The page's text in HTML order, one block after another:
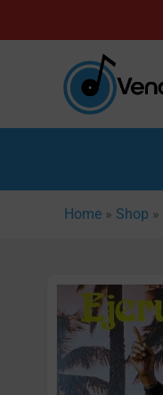
al
Home » Shop »